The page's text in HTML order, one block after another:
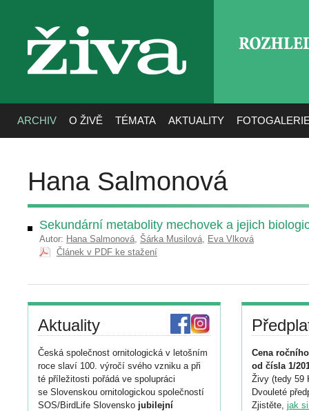
živa
ARCHIV O ŽIVĚ TÉMATA AKTUALITY
Hana Salmonová
Sekundární metabolity mechovek a jejich
Autor: Hana Salmonová, Šárka Musilová, Eva Vlková
Článek v PDF ke stažení
Aktuality
Česká společnost ornitologická v letošním
roce slaví 100. výročí svého vzniku a při
té příležitosti pořádá ve spolupráci
se Slovenskou ornitologickou společností
SOS/BirdLife Slovensko jubilejní
Cena
od čísla 1/
Živy (tedy 59
Dvouleté
Zjistěte, jak